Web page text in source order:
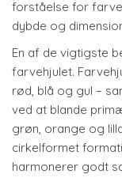
forståelse for
dybde og
En af de vigtigste
farvehjulet.
rød, blå og gul –
ved at blande
grøn, orange og
cirkelformet
harmonerer godt